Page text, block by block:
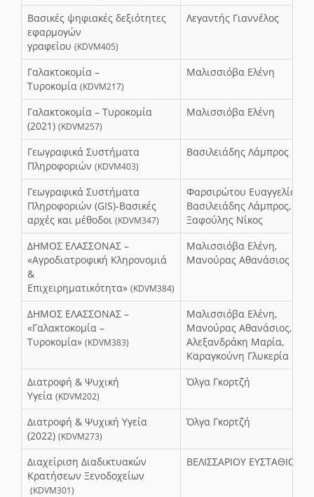
Βασικές ψηφιακές δεξιότητες
εφαρμογών
γραφείου (KDVM405)
Λεγαντής Γιαννέλος
Γαλακτοκομία –
Τυροκομία (KDVM217)
Μαλισσιόβα Ελένη
Γαλακτοκομία – Τυροκομία
(2021) (KDVM257)
Μαλισσιόβα Ελένη
Γεωγραφικά Συστήματα
Πληροφοριών (KDVM403)
Βασιλειάδης Λάμπρος
Γεωγραφικά Συστήματα
Πληροφοριών (GIS)-Βασικές
αρχές και μέθοδοι (KDVM347)
Φαρσιρώτου Ευαγγελία,
Βασιλειάδης Λάμπρος,
Ξαφούλης Νίκος
ΔΗΜΟΣ ΕΛΑΣΣΟΝΑΣ –
«Αγροδιατροφική Κληρονομιά
&
Επιχειρηματικότητα» (KDVM384)
Μαλισσιόβα Ελένη,
Μανούρας Αθανάσιος
ΔΗΜΟΣ ΕΛΑΣΣΟΝΑΣ –
«Γαλακτοκομία –
Τυροκομία» (KDVM383)
Μαλισσιόβα Ελένη,
Μανούρας Αθανάσιος,
Αλεξανδράκη Μαρία,
Καραγκούνη Γλυκερία
Διατροφή & Ψυχική
Υγεία (KDVM202)
Όλγα Γκορτζή
Διατροφή & Ψυχική Υγεία
(2022) (KDVM273)
Όλγα Γκορτζή
Διαχείριση Διαδικτυακών
Κρατήσεων Ξενοδοχείων
(KDVM301)
ΒΕΛΙΣΣΑΡΙΟΥ ΕΥΣΤΑΘΙΟΣ